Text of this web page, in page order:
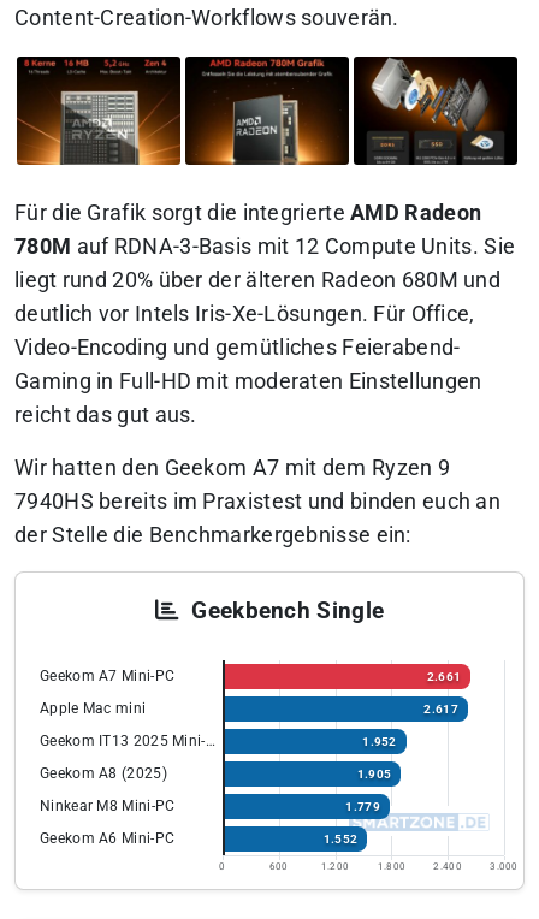
Content-Creation-Workflows souverän.
Für die Grafik sorgt die integrierteAMD Radeon
780M auf RDNA-3-Basis mit 12 Compute Units. Sie
liegt rund 20% über der älteren Radeon 680M und
deutlich vor Intels Iris-Xe-Lösungen. Für Office,
Video-Encoding und gemütliches Feierabend-
Gaming in Full-HD mit moderaten Einstellungen
reicht das gut aus.
Wir hatten den Geekom A7 mit dem Ryzen 9
7940HS bereits im Praxistest und binden euch an
der Stelle die Benchmarkergebnisse ein:
Geekbench Single
Geekom A7 Mini-PC 2.661
Apple Mac mini 2.617
Geekom IT13 2025 Mini-PC 1.952
Geekom A8 (2025) 1.905
Ninkear M8 Mini-PC 1.779
Geekom A6 Mini-PC 1.552
0 600 1.200 1.800 2.400 3.000